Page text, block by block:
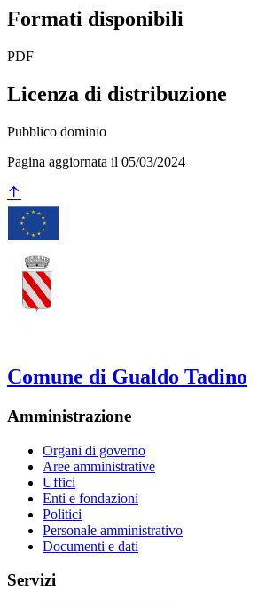
Formati disponibili
PDF
Licenza di distribuzione
Pubblico dominio
Pagina aggiornata il 05/03/2024
Comune di Gualdo Tadino
Amministrazione
Organi di governo
Aree amministrative
Uffici
Enti e fondazioni
Politici
Personale amministrativo
Documenti e dati
Servizi